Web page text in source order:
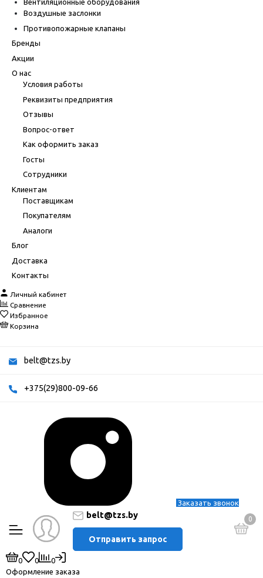
Вентиляционные оборудования
Воздушные заслонки
Противопожарные клапаны
Бренды
Акции
О нас
Условия работы
Реквизиты предприятия
Отзывы
Вопрос-ответ
Как оформить заказ
Госты
Сотрудники
Клиентам
Поставщикам
Покупателям
Аналоги
Блог
Доставка
Контакты
Личный кабинет
Сравнение
Избранное
Корзина
belt@tzs.by
+375(29)800-09-66
Заказать звонок
belt@tzs.by
Отправить запрос
0
0 0
0
Оформление заказа